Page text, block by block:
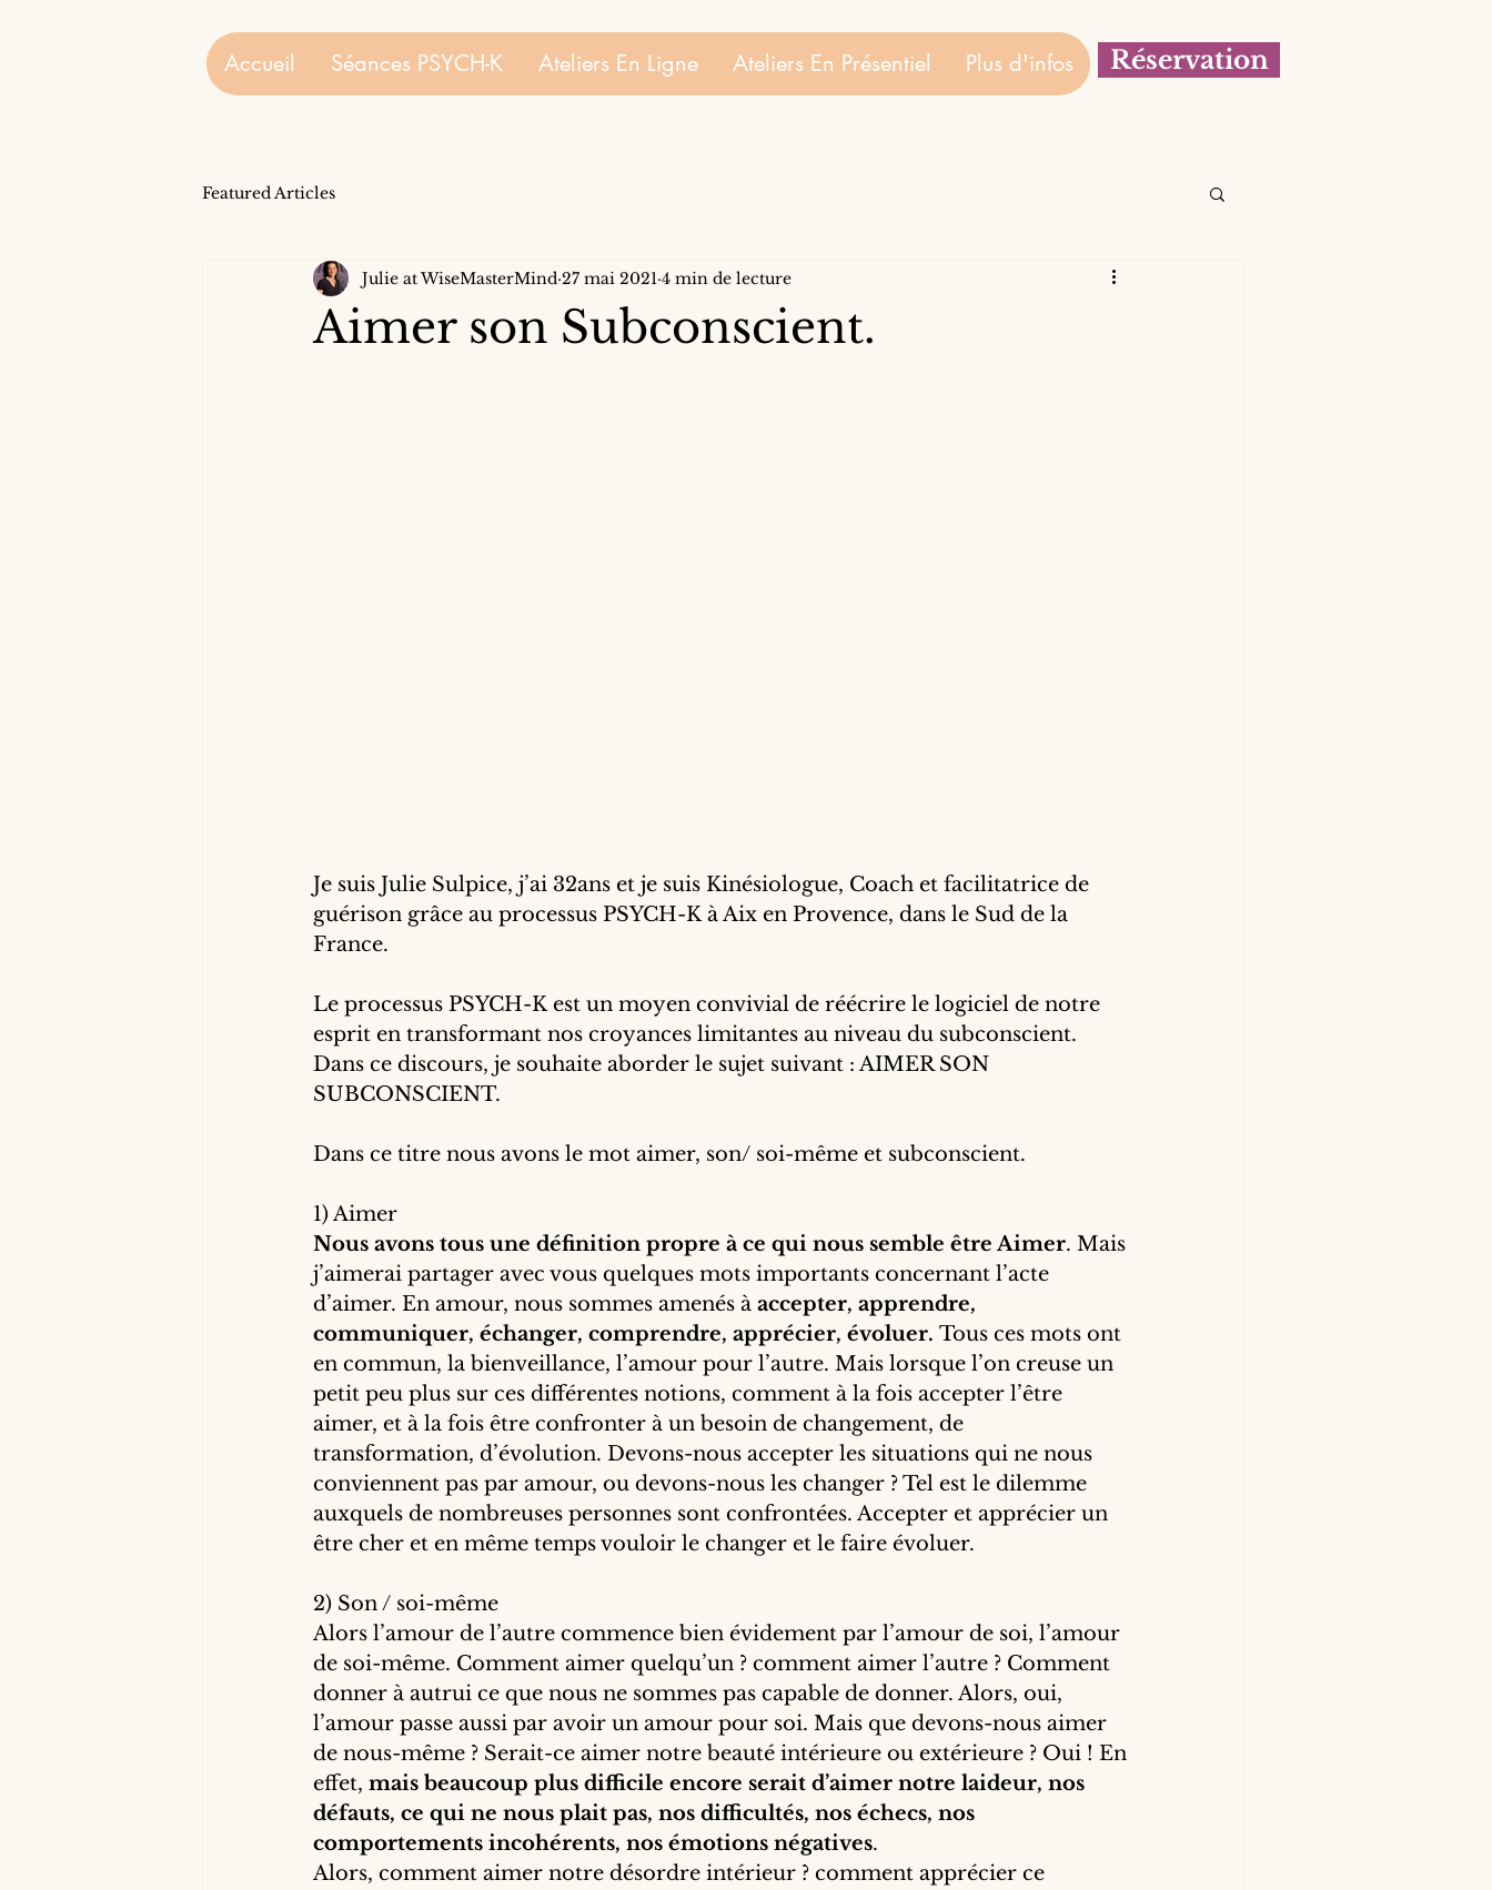
Accueil Séances PSYCH-K Ateliers En Ligne Ateliers En Présentiel Plus d'infos Réservation
Featured Articles
Aimer son Subconscient.
Julie at WiseMasterMind 27 mai 2021 4 min de lecture
Je suis Julie Sulpice, j’ai 32ans et je suis Kinésiologue, Coach et facilitatrice de
guérison grâce au processus PSYCH-K à Aix en Provence, dans le Sud de la
France.
Le processus PSYCH-K est un moyen convivial de réécrire le logiciel de notre
esprit en transformant nos croyances limitantes au niveau du subconscient.
Dans ce discours, je souhaite aborder le sujet suivant : AIMER SON
SUBCONSCIENT.
Dans ce titre nous avons le mot aimer, son/ soi-même et subconscient.
1) Aimer
Nous avons tous une définition propre à ce qui nous semble être Aimer. Mais
j’aimerai partager avec vous quelques mots importants concernant l’acte
d’aimer. En amour, nous sommes amenés à accepter, apprendre,
communiquer, échanger, comprendre, apprécier, évoluer. Tous ces mots ont
en commun, la bienveillance, l’amour pour l’autre. Mais lorsque l’on creuse un
petit peu plus sur ces différentes notions, comment à la fois accepter l’être
aimer, et à la fois être confronter à un besoin de changement, de
transformation, d’évolution. Devons-nous accepter les situations qui ne nous
conviennent pas par amour, ou devons-nous les changer ? Tel est le dilemme
auxquels de nombreuses personnes sont confrontées. Accepter et apprécier un
être cher et en même temps vouloir le changer et le faire évoluer.
2) Son / soi-même
Alors l’amour de l’autre commence bien évidement par l’amour de soi, l’amour
de soi-même. Comment aimer quelqu’un ? comment aimer l’autre ? Comment
donner à autrui ce que nous ne sommes pas capable de donner. Alors, oui,
l’amour passe aussi par avoir un amour pour soi. Mais que devons-nous aimer
de nous-même ? Serait-ce aimer notre beauté intérieure ou extérieure ? Oui ! En
effet, mais beaucoup plus difficile encore serait d’aimer notre laideur, nos
défauts, ce qui ne nous plait pas, nos difficultés, nos échecs, nos
comportements incohérents, nos émotions négatives.
Alors, comment aimer notre désordre intérieur ? comment apprécier ce